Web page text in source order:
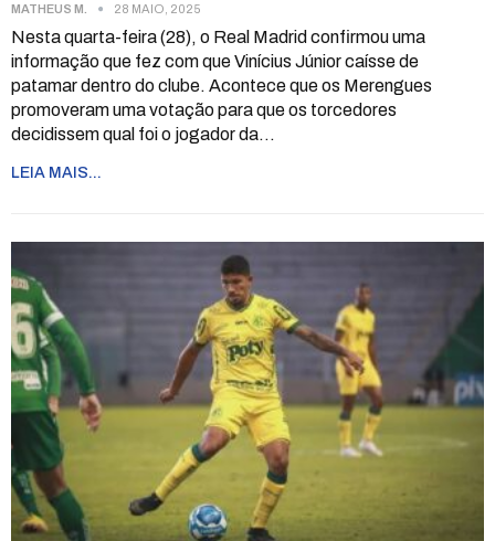
MATHEUS M. 28 MAIO, 2025
Nesta quarta-feira (28), o Real Madrid confirmou uma
informação que fez com que Vinícius Júnior caísse de
patamar dentro do clube. Acontece que os Merengues
promoveram uma votação para que os torcedores
decidissem qual foi o jogador da…
LEIA MAIS...